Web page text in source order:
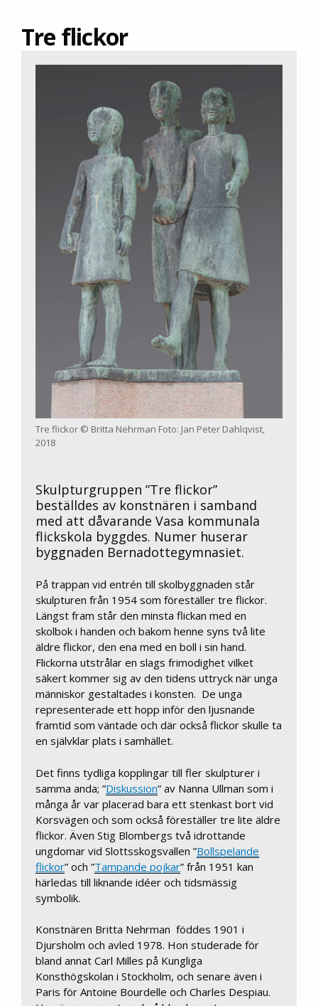
Tre flickor
Tre flickor © Britta Nehrman Foto: Jan Peter Dahlqvist,
2018
Skulpturgruppen ”Tre flickor”
beställdes av konstnären i samband
med att dåvarande Vasa kommunala
flickskola byggdes. Numer huserar
byggnaden Bernadottegymnasiet.
På trappan vid entrén till skolbyggnaden står
skulpturen från 1954 som föreställer tre flickor.
Längst fram står den minsta flickan med en
skolbok i handen och bakom henne syns två lite
äldre flickor, den ena med en boll i sin hand.
Flickorna utstrålar en slags frimodighet vilket
säkert kommer sig av den tidens uttryck när unga
människor gestaltades i konsten. De unga
representerade ett hopp inför den ljusnande
framtid som väntade och där också flickor skulle ta
en självklar plats i samhället.
Det finns tydliga kopplingar till fler skulpturer i
samma anda; ”Diskussion” av Nanna Ullman som i
många år var placerad bara ett stenkast bort vid
Korsvägen och som också föreställer tre lite äldre
flickor. Även Stig Blombergs två idrottande
ungdomar vid Slottsskogsvallen ”Bollspelande
flickor” och ”Tampande pojkar” från 1951 kan
härledas till liknande idéer och tidsmässig
symbolik.
Konstnären Britta Nehrman föddes 1901 i
Djursholm och avled 1978. Hon studerade för
bland annat Carl Milles på Kungliga
Konsthögskolan i Stockholm, och senare även i
Paris för Antoine Bourdelle och Charles Despiau.